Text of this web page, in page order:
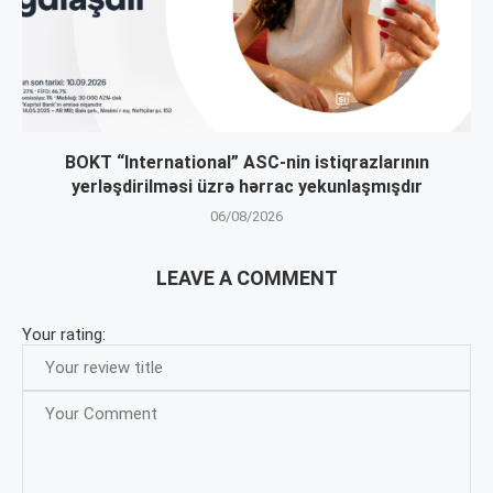
BOKT “International” ASC-nin istiqrazlarının
yerləşdirilməsi üzrə hərrac yekunlaşmışdır
06/08/2026
LEAVE A COMMENT
Your rating: